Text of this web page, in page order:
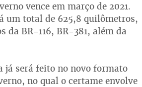
vence em março de 2021.
um total de 625,8 quilômetros,
da BR-116, BR-381, além da
já será feito no novo formato
no qual o certame envolve